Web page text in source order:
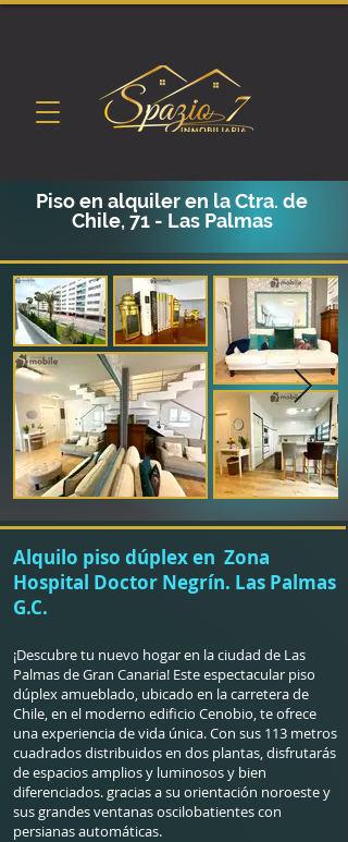
Piso en alquiler en la Ctra. de
Chile, 71 - Las Palmas
Alquilo piso dúplex en Zona
Hospital Doctor Negrín. Las Palmas
G.C.
¡Descubre tu nuevo hogar en la ciudad de Las
Palmas de Gran Canaria! Este espectacular piso
dúplex amueblado, ubicado en la carretera de
Chile, en el moderno edificio Cenobio, te ofrece
una experiencia de vida única. Con sus 113 metros
cuadrados distribuidos en dos plantas, disfrutarás
de espacios amplios y luminosos y bien
diferenciados. gracias a su orientación noroeste y
sus grandes ventanas oscilobatientes con
persianas automáticas.